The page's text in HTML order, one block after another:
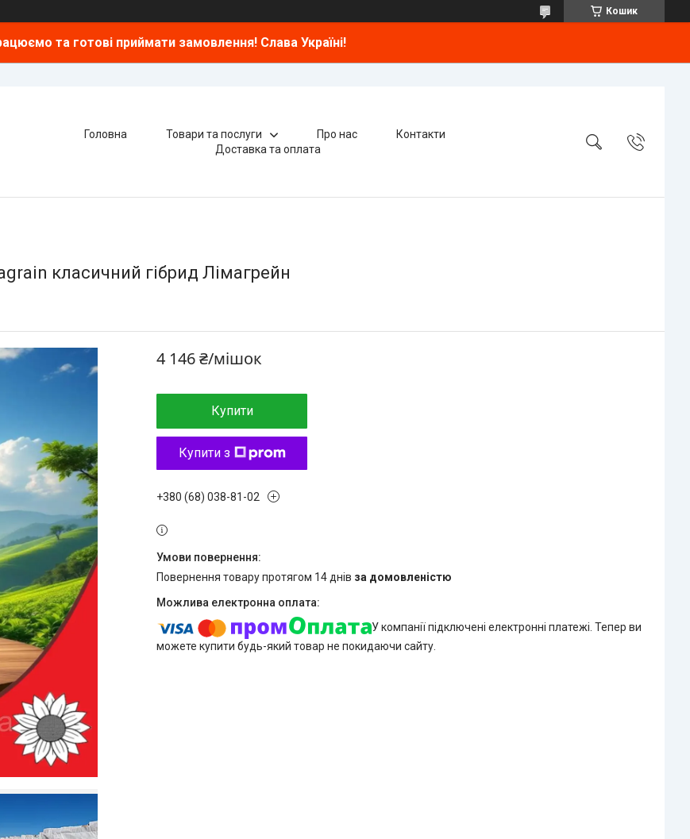
Кошик
та готові приймати замовлення! Слава Україні!
Головна Товари та послуги Про нас
Контакти
Доставка та оплата
класичний гібрид Лімагрейн
4 146 ₴/мішок
Купити
Купити з
+380 (68) 038-81-02
повернення товару протягом 14 днів за домовленістю
У компанії підключені електронні платежі. Тепер ви
можете купити будь-який товар не покидаючи сайту.